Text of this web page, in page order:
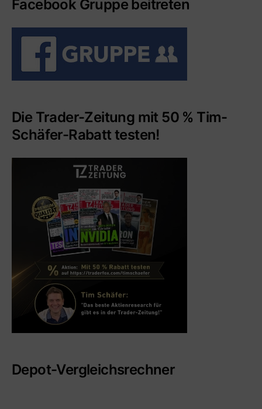
Facebook Gruppe beitreten
Die Trader-Zeitung mit 50 % Tim-
Schäfer-Rabatt testen!
Depot-Vergleichsrechner